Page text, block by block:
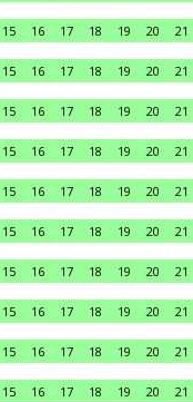
15 16 17 18 19 20 21
15 16 17 18 19 20 21
15 16 17 18 19 20 21
15 16 17 18 19 20 21
15 16 17 18 19 20 21
15 16 17 18 19 20 21
15 16 17 18 19 20 21
15 16 17 18 19 20 21
15 16 17 18 19 20 21
15 16 17 18 19 20 21